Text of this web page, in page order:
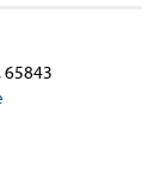
65843